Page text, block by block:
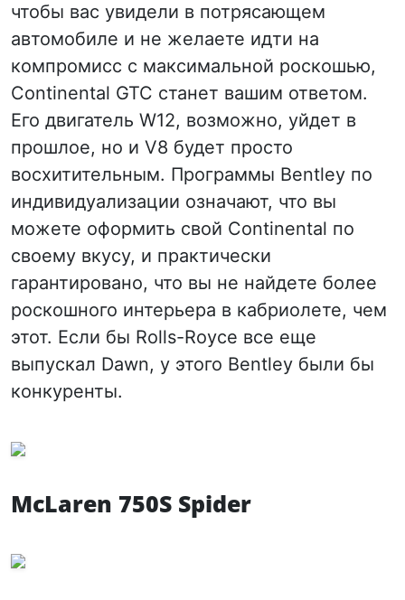
чтобы вас увидели в потрясающем
автомобиле и не желаете идти на
компромисс с максимальной роскошью,
Continental GTC станет вашим ответом.
Его двигатель W12, возможно, уйдет в
прошлое, но и V8 будет просто
восхитительным. Программы Bentley по
индивидуализации означают, что вы
можете оформить свой Continental по
своему вкусу, и практически
гарантировано, что вы не найдете более
роскошного интерьера в кабриолете, чем
этот. Если бы Rolls-Royce все еще
выпускал Dawn, у этого Bentley были бы
конкуренты.
McLaren 750S Spider